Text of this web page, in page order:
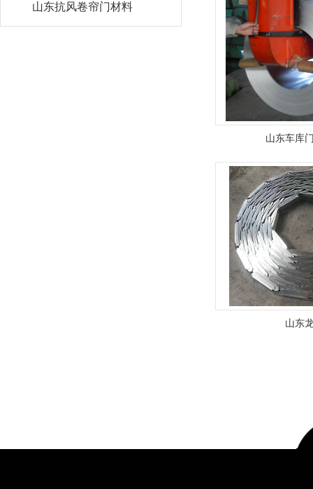
山东车库
山东
山东抗风卷帘门材料